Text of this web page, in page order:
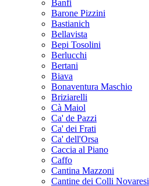
Banfi
Barone Pizzini
Bastianich
Bellavista
Bepi Tosolini
Berlucchi
Bertani
Biava
Bonaventura Maschio
Briziarelli
Cà Maiol
Ca' de Pazzi
Ca' dei Frati
Ca' dell'Orsa
Caccia al Piano
Caffo
Cantina Mazzoni
Cantine dei Colli Novaresi